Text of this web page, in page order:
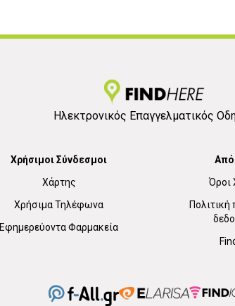
Ηλεκτρονικός Επαγγελματικός
Χρήσιμοι Σύνδεσμοι
Χάρτης
Χρήσιμα Τηλέφωνα
Εφημερεύοντα Φαρμακεία
Όροι
Πολιτική